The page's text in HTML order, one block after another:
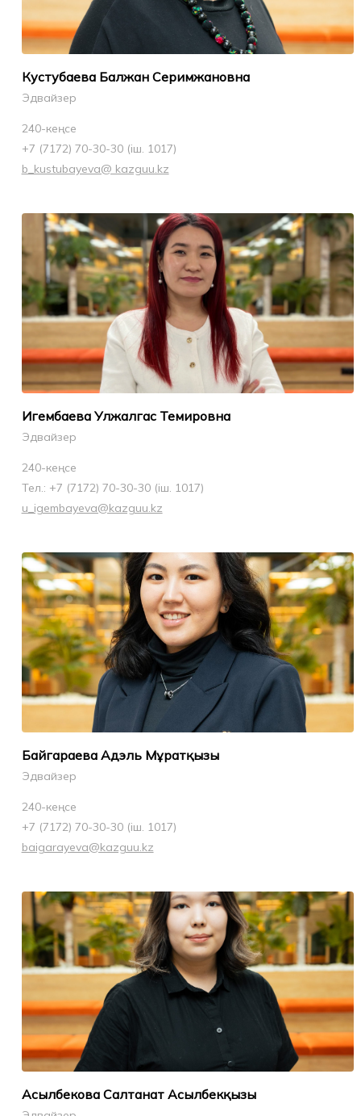
Кустубаева Балжан Серимжановна
Эдвайзер
240-кеңсе
+7 (7172) 70-30-30 (іш. 1017)
b_kustubayeva@ kazguu.kz
Игембаева Улжалгас Темировна
Эдвайзер
240-кеңсе
Тел.: +7 (7172) 70-30-30 (іш. 1017)
u_igembayeva@kazguu.kz
Байгараева Адэль Мұратқызы
Эдвайзер
240-кеңсе
+7 (7172) 70-30-30 (іш. 1017)
baigarayeva@kazguu.kz
Асылбекова Салтанат Асылбекқызы